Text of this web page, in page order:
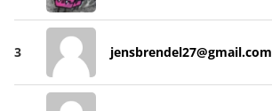
3 jensbrendel27@gmail.com